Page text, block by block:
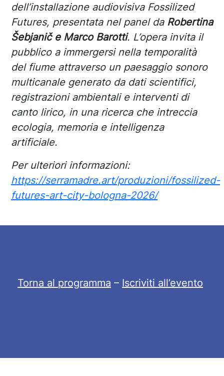
dell’installazione audiovisiva Fossilized
Futures, presentata nel panel da Robertina
Šebjanič e Marco Barotti. L’opera invita il
pubblico a immergersi nella temporalità
del fiume attraverso un paesaggio sonoro
multicanale generato da dati scientifici,
registrazioni ambientali e interventi di
canto lirico, in una ricerca che intreccia
ecologia, memoria e intelligenza
artificiale.
Per ulteriori informazioni:
https://serramadre.art/produzioni/fossilized-
futures-art-city-bologna-2026/
Torna al programma – Iscriviti all’evento